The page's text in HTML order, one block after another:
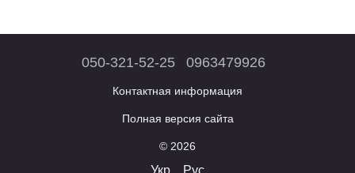
050-321-52-25 0963479926
Контактная информация
Полная версия сайта
© 2026
Укр Рус